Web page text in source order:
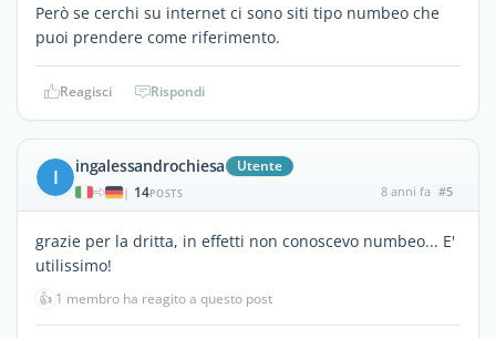
Però se cerchi su internet ci sono siti tipo numbeo che
puoi prendere come riferimento.
Reagisci Rispondi
I ingalessandrochiesa Utente
| 14POSTS 8 anni fa #5
grazie per la dritta, in effetti non conoscevo numbeo... E'
utilissimo!
👍 1 membro ha reagito a questo post